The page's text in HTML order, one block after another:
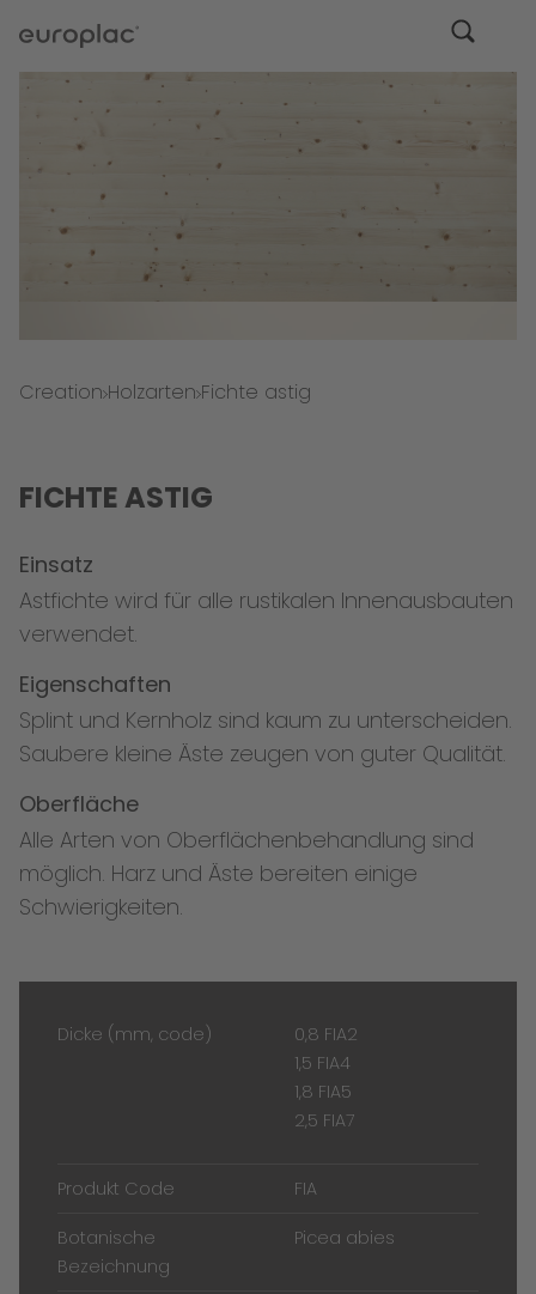
Creation Holzarten Fichte astig
FICHTE ASTIG
Einsatz
Astfichte wird für alle rustikalen Innenausbauten
verwendet.
Eigenschaften
Splint und Kernholz sind kaum zu unterscheiden.
Saubere kleine Äste zeugen von guter Qualität.
Oberfläche
Alle Arten von Oberflächenbehandlung sind
möglich. Harz und Äste bereiten einige
Schwierigkeiten.
Dicke (mm, code)
0,8 FIA2
1,5 FIA4
1,8 FIA5
2,5 FIA7
Produkt Code FIA
Botanische
Bezeichnung
Picea abies